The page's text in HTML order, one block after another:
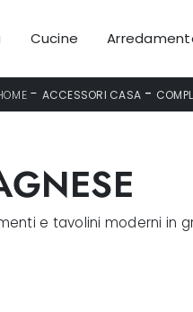
Cucine
- ACCESSORI CASA -
e tavolini moderni in